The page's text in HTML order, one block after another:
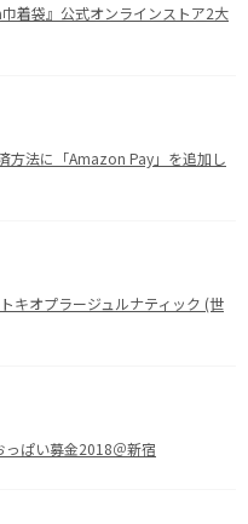
着袋』公式オンラインストア2大
方法に「Amazon Pay」を追加し
キオプラージュルナティック (世
っぱい募金2018＠新宿